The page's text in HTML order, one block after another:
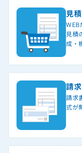
見
WEB
見積
成・
請
請求
式が